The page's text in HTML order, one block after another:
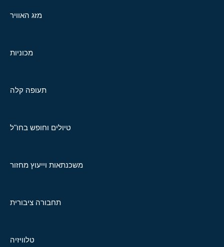
מזג האוויר
מכוניות
תעופה קלה
טיולים וחופש בחו"ל
משכנתאות וייעוץ מחזור
תחבורה ציבורית
טלוויזיה